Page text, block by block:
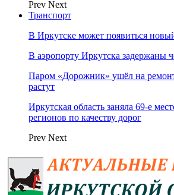
Prev Next
Транспорт
В Иркутске может появиться
В аэропорту Иркутска задержаны
Паром «Дорожник» ушёл на
растут
Иркутская область заняла 69‑е
регионов по качеству дорог
Prev Next